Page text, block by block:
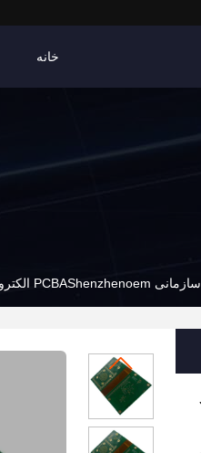
خانه
سازمانی PCBAShenzhenoem الکترونیک هوشمند انعطاف پذیر PCB تولید کننده PCB PCBA